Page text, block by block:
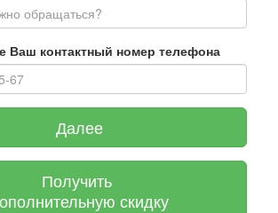
Ваш контактный номер телефона
Далее
Получить
скидку